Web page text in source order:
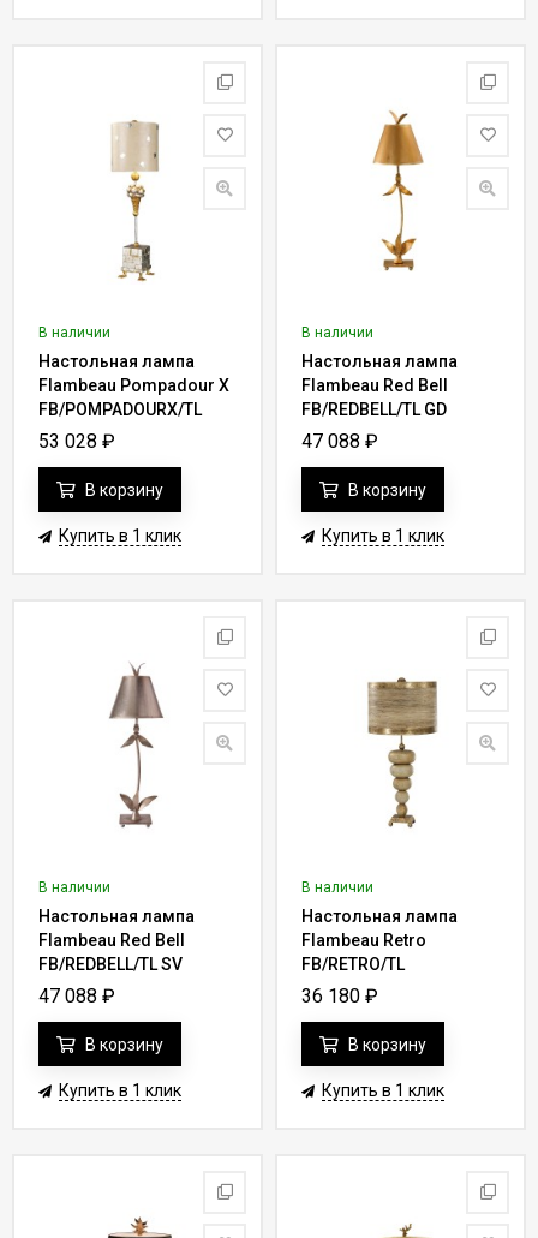
В наличии
Настольная лампа
Flambeau Pompadour X
FB/POMPADOURX/TL
53 028 ₽
В корзину
Купить в 1 клик
В наличии
Настольная лампа
Flambeau Red Bell
FB/REDBELL/TL GD
47 088 ₽
В корзину
Купить в 1 клик
В наличии
Настольная лампа
Flambeau Red Bell
FB/REDBELL/TL SV
47 088 ₽
В корзину
Купить в 1 клик
В наличии
Настольная лампа
Flambeau Retro
FB/RETRO/TL
36 180 ₽
В корзину
Купить в 1 клик